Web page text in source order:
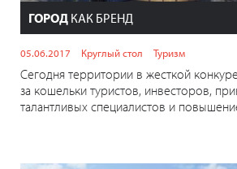
ГОРОД КАК БРЕНД
05.06.2017 Круглый стол Туризм
Сегодня территории в жесткой
за кошельки туристов, инвесторов,
талантливых специалистов и